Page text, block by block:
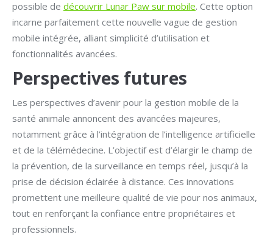
possible de découvrir Lunar Paw sur mobile. Cette option
incarne parfaitement cette nouvelle vague de gestion
mobile intégrée, alliant simplicité d’utilisation et
fonctionnalités avancées.
Perspectives futures
Les perspectives d’avenir pour la gestion mobile de la
santé animale annoncent des avancées majeures,
notamment grâce à l’intégration de l’intelligence artificielle
et de la télémédecine. L’objectif est d’élargir le champ de
la prévention, de la surveillance en temps réel, jusqu’à la
prise de décision éclairée à distance. Ces innovations
promettent une meilleure qualité de vie pour nos animaux,
tout en renforçant la confiance entre propriétaires et
professionnels.